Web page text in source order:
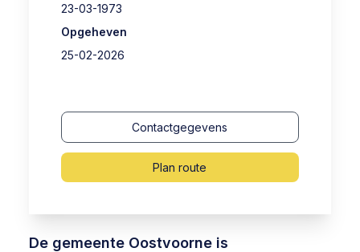
23-03-1973
Opgeheven
25-02-2026
Contactgegevens
Plan route
De gemeente Oostvoorne is